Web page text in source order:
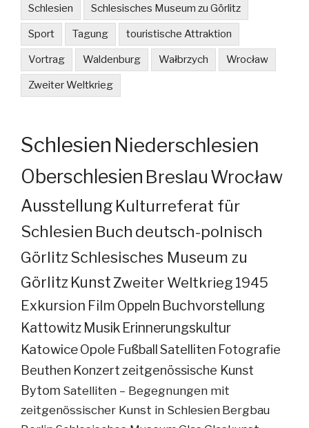
Schlesien Schlesisches Museum zu Görlitz
Sport Tagung touristische Attraktion
Vortrag Waldenburg Wałbrzych Wrocław
Zweiter Weltkrieg
Schlesien Niederschlesien
Oberschlesien Breslau Wrocław
Ausstellung Kulturreferat für
Schlesien Buch deutsch-polnisch
GörlitzSchlesisches Museum zu
Görlitz KunstZweiter Weltkrieg 1945
Exkursion Film Oppeln Buchvorstellung
Kattowitz Musik Erinnerungskultur
KatowiceOpole FußballSatelliten Fotografie
Beuthen Konzertzeitgenössische Kunst
Bytom Satelliten – Begegnungen mit
zeitgenössischer Kunst in Schlesien Bergbau